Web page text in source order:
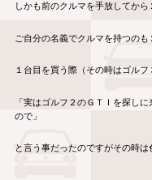
しかも前のクルマを手放してから
ご自分の名義でクルマを持つのも
１台目を買う際（その時はゴルフ
「実はゴルフ２のＧＴＩを探し
ので」
と言う事だったのですがその時は